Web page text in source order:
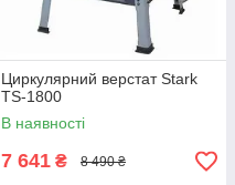
Циркулярний верстат Stark
TS-1800
В наявності
7 641 ₴ 8 490 ₴